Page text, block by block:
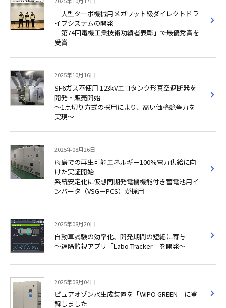
「大型ターボ機械用メガワット級ダイレクトドラ
イブシステムの開発」
「第74回電機工業技術功績者表彰」で最優秀賞を
受賞
2025年10月16日
SF6ガス不使用 123kVエコタンク形真空遮断器を
開発・販売開始
～1点切り方式の採用により、高い価格競争力を
実現～
2025年08月26日
母島での再生可能エネルギー100%電力供給に向
けた実証開始
系統安定化に仮想同期発電機機能付き蓄電池用イ
ンバータ（VSG－PCS）が採用
2025年08月20日
自動車試験の効率化、開発期間の短縮に寄与
～遠隔監視アプリ「Labo Tracker」を開発～
2025年08月04日
ピュアオゾン水生成装置を「WIPO GREEN」に登
録しました